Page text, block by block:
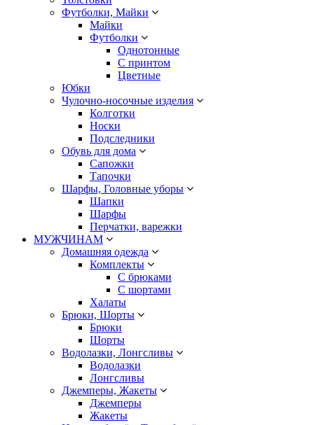
Футболки, Майки
Майки
Футболки
Однотонные
С принтом
Цветные
Юбки
Чулочно-носочные изделия
Колготки
Носки
Подследники
Обувь для дома
Сапожки
Тапочки
Шарфы, Головные уборы
Шапки
Шарфы
Перчатки, варежки
МУЖЧИНАМ
Домашняя одежда
Комплекты
С брюками
С шортами
Халаты
Брюки, Шорты
Брюки
Шорты
Водолазки, Лонгсливы
Водолазки
Лонгсливы
Джемперы, Жакеты
Джемперы
Жакеты